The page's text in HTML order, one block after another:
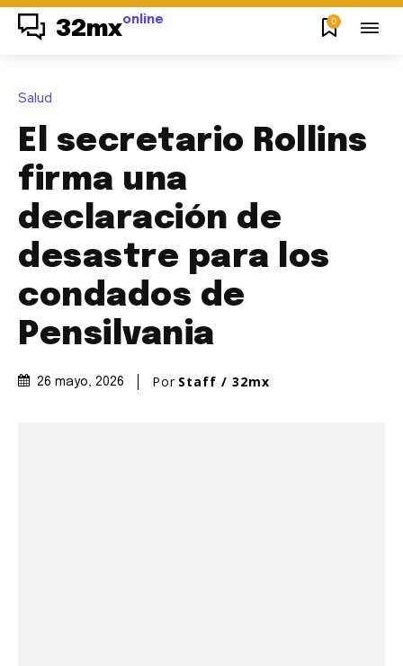
32mxonline 0
Salud
El secretario Rollins
firma una
declaración de
desastre para los
condados de
Pensilvania
26 mayo, 2026 Por Staff / 32mx